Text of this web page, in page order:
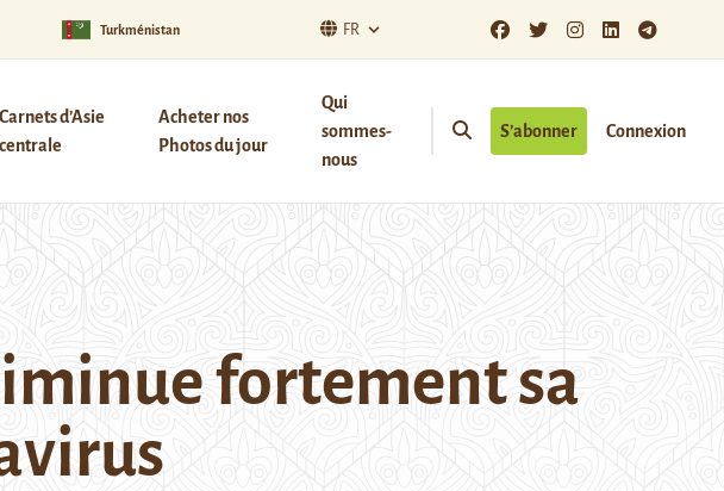
Turkménistan FR
Carnets d’Asie
centrale
Acheter nos
Photos du jour
Qui
sommes-
nous
S’abonner Connexion
fortement sa